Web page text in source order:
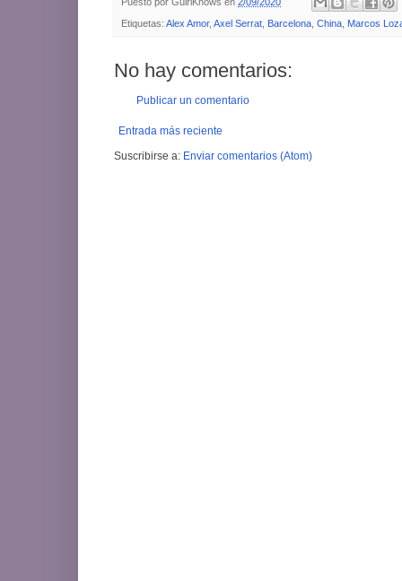
Etiquetas: Alex Amor, Axel Serrat Barcelona China Marcos
No hay comentarios:
Publicar un comentario
Entrada más reciente
Suscribirse a: Enviar comentarios (Atom)